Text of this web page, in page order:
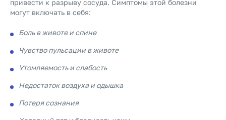
привести к разрыву сосуда. Симптомы этой болезни
могут включать в себя:
Боль в животе и спине
Чувство пульсации в животе
Утомляемость и слабость
Недостаток воздуха и одышка
Потеря сознания